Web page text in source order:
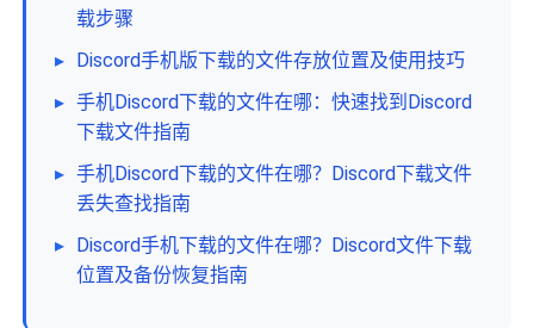
载步骤
▸ Discord手机版下载的文件存放位置及使用技巧
▸ 手机Discord下载的文件在哪：快速找到Discord
下载文件指南
▸ 手机Discord下载的文件在哪？Discord下载文件
丢失查找指南
▸ Discord手机下载的文件在哪？Discord文件下载
位置及备份恢复指南